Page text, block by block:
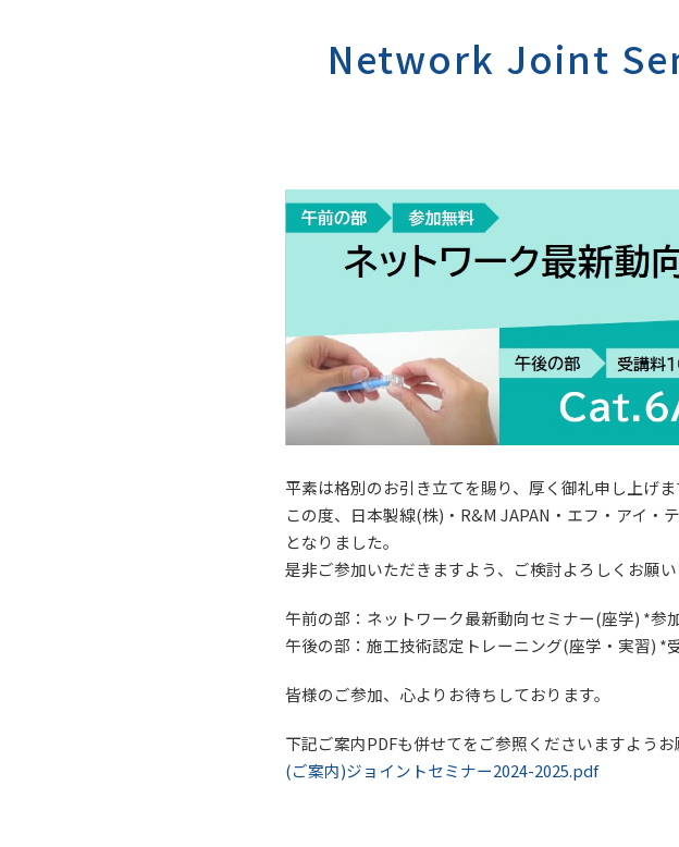
Network Joint
平素は格別のお引き立てを賜り、厚く御礼申し上げま
この度、日本製線(株)・R&M JAPAN・エフ・アイ・
となりました。
是非ご参加いただきますよう、ご検討よろしくお願い
午前の部：ネットワーク最新動向セミナー(座学) *参
午後の部：施工技術認定トレーニング(座学・実習) *
皆様のご参加、心よりお待ちしております。
下記ご案内PDFも併せてをご参照くださいますようお
(ご案内)ジョイントセミナー2024-2025.pdf